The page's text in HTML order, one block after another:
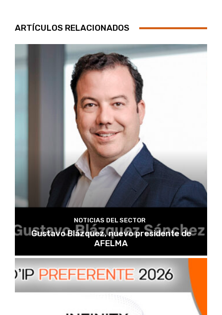
ARTÍCULOS RELACIONADOS
NOTICIAS DEL SECTOR
Gustavo Blázquez, nuevo presidente de
AFELMA